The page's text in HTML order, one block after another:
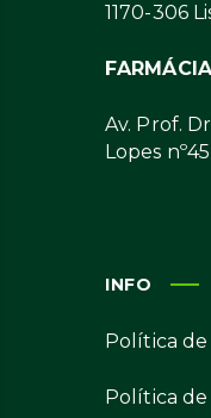
1170-306
Av. Prof.
Lopes
INFO
Política de
Política